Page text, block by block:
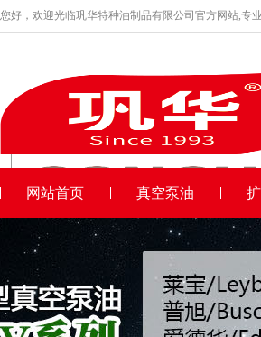
您好，欢迎光临巩华特种油制品有限公司官方网站,专
网站首页 真空泵油